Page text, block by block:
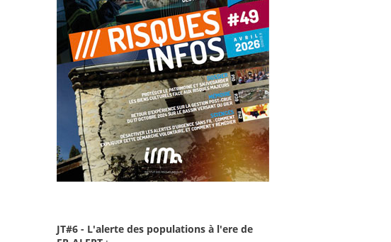
JT#6 - L'alerte des populations à l'ere de